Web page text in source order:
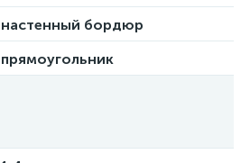
настенный бордюр
прямоугольник